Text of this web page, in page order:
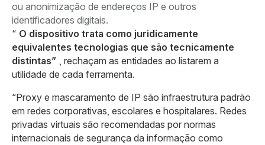
ou anonimização de endereços IP e outros
identificadores digitais.
“ O dispositivo trata como juridicamente
equivalentes tecnologias que são tecnicamente
distintas” , rechaçam as entidades ao listarem a
utilidade de cada ferramenta.
“Proxy e mascaramento de IP são infraestrutura padrão
em redes corporativas, escolares e hospitalares. Redes
privadas virtuais são recomendadas por normas
internacionais de segurança da informação como